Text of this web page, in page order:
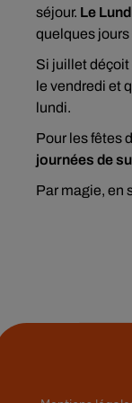
séjour. Le
quelques jours
Si juillet déçoit
le vendredi et
lundi.
Pour les fêtes
journées de
Par magie, en